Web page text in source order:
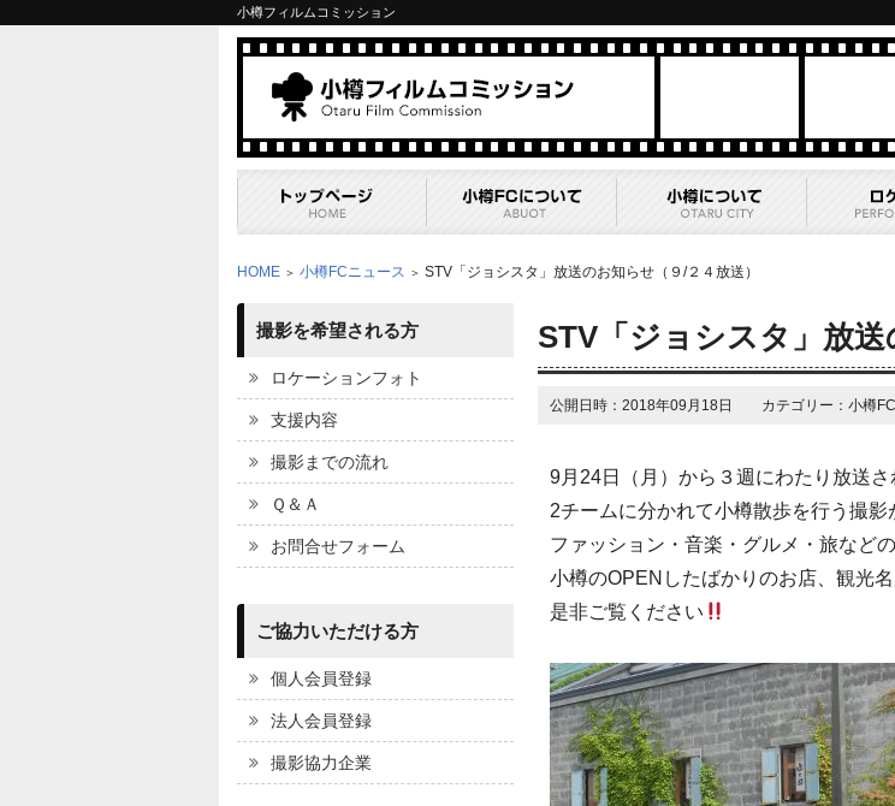
小樽フィルムコミッション
HOME ＞ 小樽FCニュース ＞ STV「ジョシスタ」放送のお知らせ（９/２４放送）
STV「ジョシスタ」放送
公開日時：2018年09月18日 カテゴリー：小樽FC
9月24日（月）から３週にわたり放送
2チームに分かれて小樽散歩を行う撮影
ファッション・音楽・グルメ・旅など
小樽のOPENしたばかりのお店、観光
是非ご覧ください
撮影を希望される方
ロケーションフォト
支援内容
撮影までの流れ
Ｑ＆Ａ
お問合せフォーム
ご協力いただける方
個人会員登録
法人会員登録
撮影協力企業